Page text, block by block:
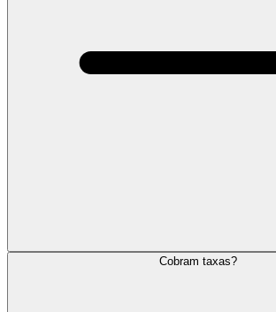
Cobram taxas?